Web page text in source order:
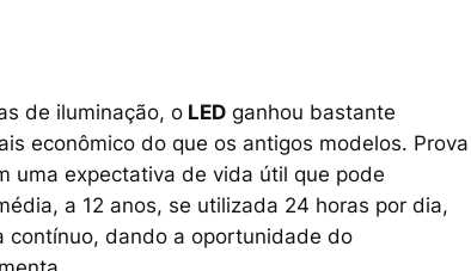
de iluminação, o LED ganhou bastante
econômico do que os antigos modelos. Prova
uma expectativa de vida útil que pode
a 12 anos, se utilizada 24 horas por dia,
contínuo, dando a oportunidade do